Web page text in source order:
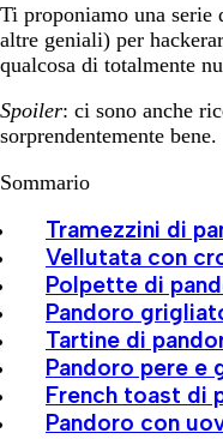
Ti proponiamo una serie
altre geniali) per
qualcosa di totalmente
Spoiler: ci sono anche
sorprendentemente bene.
Sommario
Tramezzini di
Vellutata con
Polpette di
Pandoro
Tartine di
Pandoro pere e
French toast di
Pandoro con